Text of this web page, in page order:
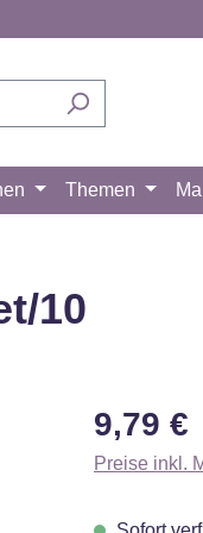
Themen
10
Regulärer
9,79 €
Preise inkl.